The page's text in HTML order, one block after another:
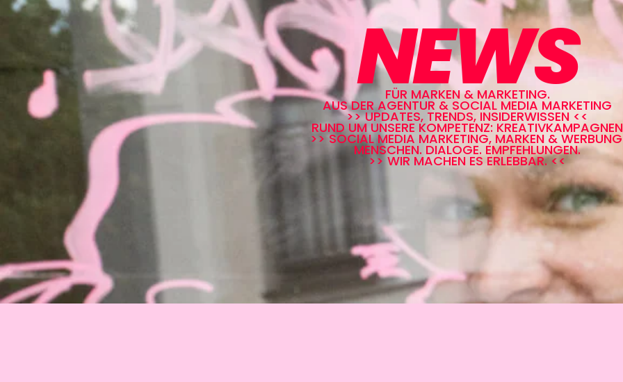
NEWS
FÜR MARKEN & MARKETING.
AUS DER AGENTUR & SOCIAL MEDIA MARKETING
>> UPDATES, TRENDS, INSIDERWISSEN <<
RUND UM UNSERE KOMPETENZ: KREATIVKAMPAGNEN
>> SOCIAL MEDIA MARKETING, MARKEN &
MENSCHEN. DIALOGE. EMPFEHLUNGEN.
>> WIR MACHEN ES ERLEBBAR. <<